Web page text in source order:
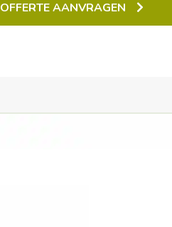
OFFERTE AANVRAGEN